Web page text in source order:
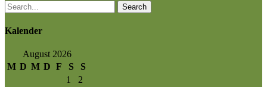
Search
Kalender
August 2026
M D M D F S
S
1
2